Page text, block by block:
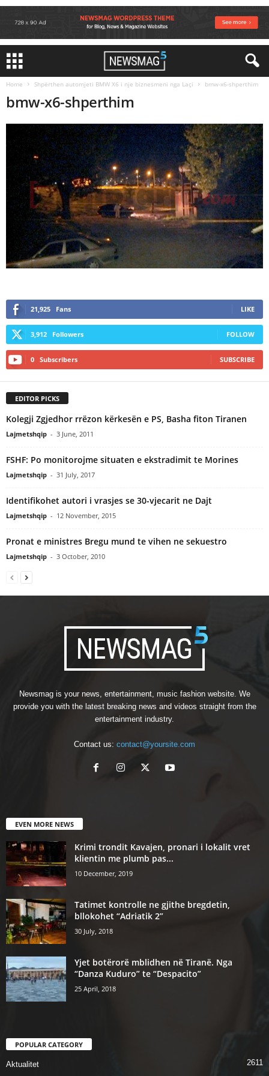
Home Shpërthen automjeti BMW X6 i nje biznesmeni nga Laçi bmw-x6-shperthim
bmw-x6-shperthim
21,925 Fans LIKE
3,912 Followers FOLLOW
0 Subscribers SUBSCRIBE
EDITOR PICKS
Kolegji Zgjedhor rrëzon kërkesën e PS, Basha fiton Tiranen
Lajmetshqip - 3 June, 2011
FSHF: Po monitorojme situaten e ekstradimit te Morines
Lajmetshqip - 31 July, 2017
Identifikohet autori i vrasjes se 30-vjecarit ne Dajt
Lajmetshqip - 12 November, 2015
Pronat e ministres Bregu mund te vihen ne sekuestro
Lajmetshqip - 3 October, 2010
Newsmag is your news, entertainment, music fashion website. We
provide you with the latest breaking news and videos straight from the
entertainment industry.
Contact us: contact@yoursite.com
EVEN MORE NEWS
Krimi trondit Kavajen, pronari i lokalit vret
klientin me plumb pas...
10 December, 2019
Tatimet kontrolle ne gjithe bregdetin,
bllokohet “Adriatik 2”
30 July, 2018
Yjet botërorë mblidhen në Tiranë. Nga
“Danza Kuduro” te “Despacito”
25 April, 2018
POPULAR CATEGORY
Aktualitet
2611